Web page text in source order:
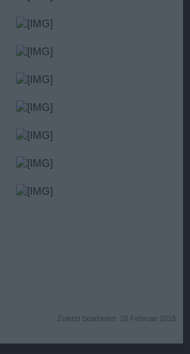
Zuletzt bearbeitet: 28 Februar 2015